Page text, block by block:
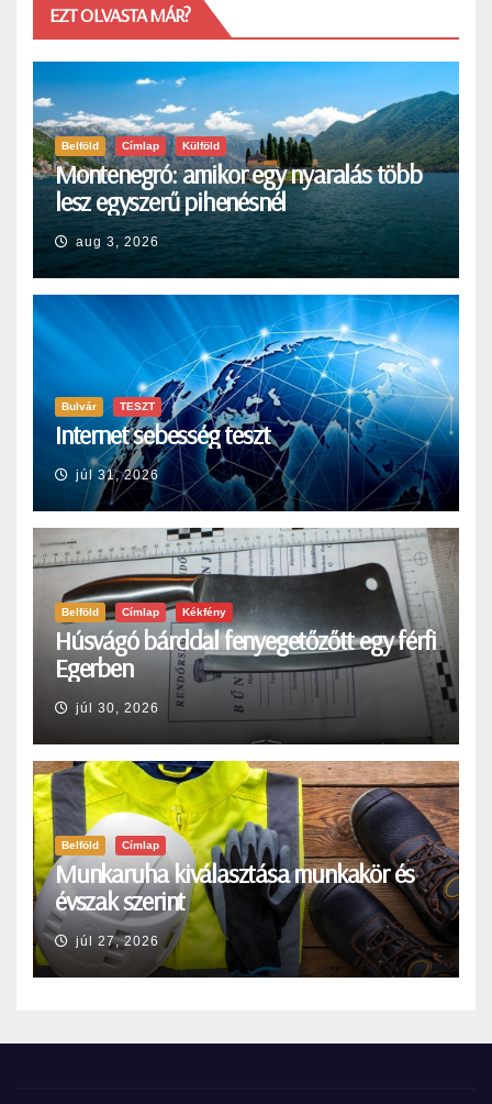
EZT OLVASTA MÁR?
Belföld Címlap Külföld
Montenegró: amikor egy nyaralás több
lesz egyszerű pihenésnél
aug 3, 2026
Bulvár TESZT
Internet sebesség teszt
júl 31, 2026
Belföld Címlap Kékfény
Húsvágó bárddal fenyegetőzőtt egy férfi
Egerben
júl 30, 2026
Belföld Címlap
Munkaruha kiválasztása munkakör és
évszak szerint
júl 27, 2026